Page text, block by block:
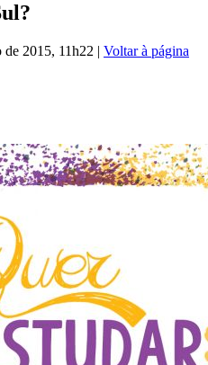
de 2015, 11h22 | Voltar à página